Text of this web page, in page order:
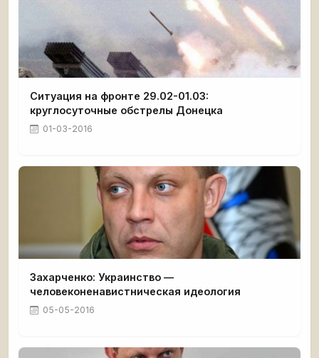
Ситуация на фронте 29.02-01.03:
круглосуточные обстрелы Донецка
01-03-2016
Захарченко: Украинство —
человеконенавистническая идеология
05-05-2016